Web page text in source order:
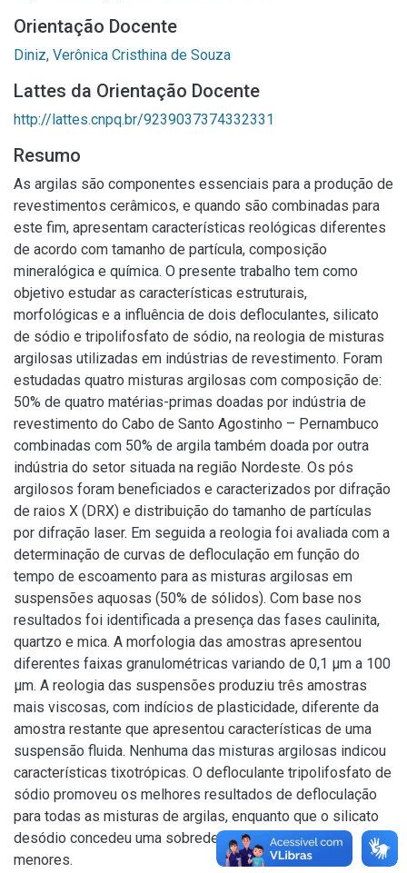
Orientação Docente
Diniz, Verônica Cristhina de Souza
Lattes da Orientação Docente
http://lattes.cnpq.br/9239037374332331
Resumo
As argilas são componentes essenciais para a produção de
revestimentos cerâmicos, e quando são combinadas para
este fim, apresentam características reológicas diferentes
de acordo com tamanho de partícula, composição
mineralógica e química. O presente trabalho tem como
objetivo estudar as características estruturais,
morfológicas e a influência de dois defloculantes, silicato
de sódio e tripolifosfato de sódio, na reologia de misturas
argilosas utilizadas em indústrias de revestimento. Foram
estudadas quatro misturas argilosas com composição de:
50% de quatro matérias-primas doadas por indústria de
revestimento do Cabo de Santo Agostinho – Pernambuco
combinadas com 50% de argila também doada por outra
indústria do setor situada na região Nordeste. Os pós
argilosos foram beneficiados e caracterizados por difração
de raios X (DRX) e distribuição do tamanho de partículas
por difração laser. Em seguida a reologia foi avaliada com a
determinação de curvas de defloculação em função do
tempo de escoamento para as misturas argilosas em
suspensões aquosas (50% de sólidos). Com base nos
resultados foi identificada a presença das fases caulinita,
quartzo e mica. A morfologia das amostras apresentou
diferentes faixas granulométricas variando de 0,1 μm a 100
μm. A reologia das suspensões produziu três amostras
mais viscosas, com indícios de plasticidade, diferente da
amostra restante que apresentou características de uma
suspensão fluida. Nenhuma das misturas argilosas indicou
características tixotrópicas. O defloculante tripolifosfato de
sódio promoveu os melhores resultados de defloculação
para todas as misturas de argilas, enquanto que o silicato
desódio concedeu uma sobredefloculação em taxas
menores.